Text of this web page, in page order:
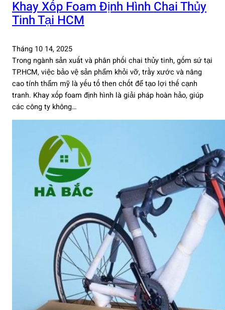
Khay Xốp Foam Định Hình Chai Thủy
Tinh Tại HCM
Tháng 10 14, 2025
Trong ngành sản xuất và phân phối chai thủy tinh, gốm sứ tại
TP.HCM, việc bảo vệ sản phẩm khỏi vỡ, trầy xước và nâng
cao tính thẩm mỹ là yếu tố then chốt để tạo lợi thế cạnh
tranh. Khay xốp foam định hình là giải pháp hoàn hảo, giúp
các công ty không…